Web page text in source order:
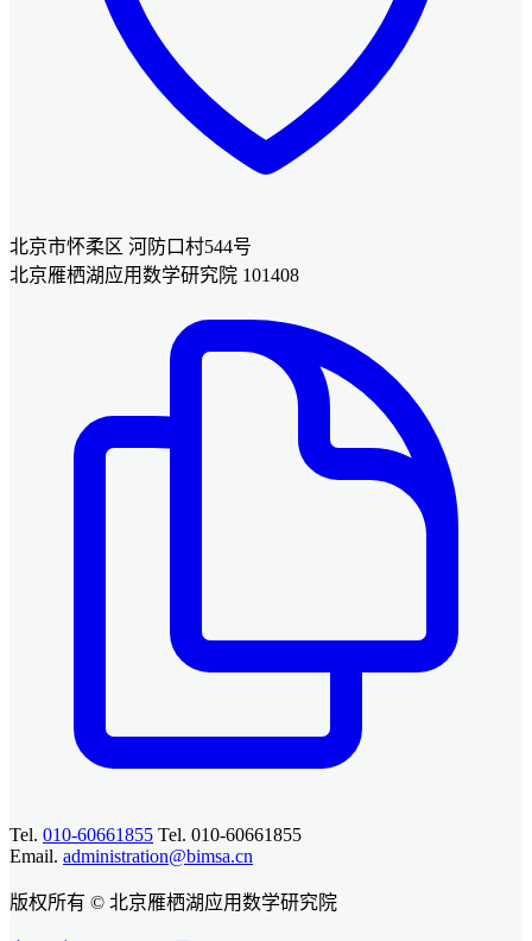
北京市怀柔区 河防口村544号
北京雁栖湖应用数学研究院 101408
Tel. 010-60661855 Tel. 010-60661855
Email. administration@bimsa.cn
版权所有 © 北京雁栖湖应用数学研究院